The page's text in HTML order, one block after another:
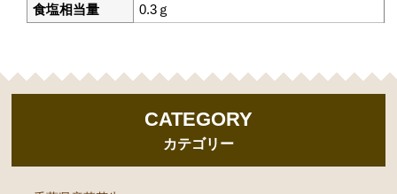
食塩相当量
0.3ｇ
CATEGORY
カテゴリー